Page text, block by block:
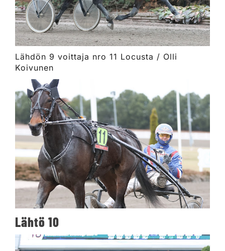
Lähdön 9 voittaja nro 11 Locusta / Olli
Koivunen
Lähtö 10